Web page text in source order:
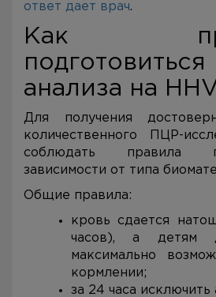
ответ дает врач.
Как
анализа на
Для получения
количественного ПЦР-
соблюдать правила
зависимости от типа
Общие правила:
кровь сдается
часов), а
максимально
кормлении;
за 24 часа исключить